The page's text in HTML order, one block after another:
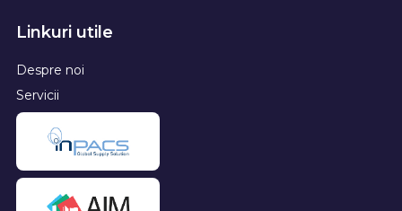
Linkuri utile
Despre noi
Servicii